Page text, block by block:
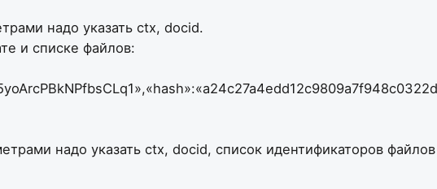
надо указать ctx, docid.
и списке файлов:
надо указать ctx, docid, список идентификаторов